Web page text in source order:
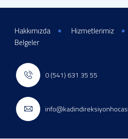
Hakkımızda Hizmetlerimiz
Belgeler
0 (541) 631 35 55